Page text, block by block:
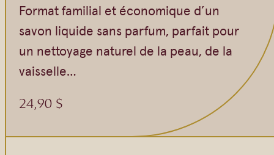
Format familial et économique d’un
savon liquide sans parfum, parfait pour
un nettoyage naturel de la peau, de la
vaisselle…
24,90 $